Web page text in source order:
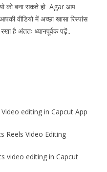
को बना सकते हो Agar आप
वीडियो में अच्छा खासा रिस्पांस
है अंततः ध्यानपूर्वक पढ़ें..
editing in Capcut App
Reels Video Editing
video editing in Capcut